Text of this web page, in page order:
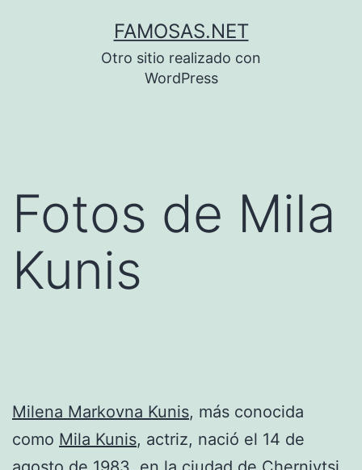
FAMOSAS.NET
Otro sitio realizado con
WordPress
Fotos de Mila
Kunis
Milena Markovna Kunis, más conocida
como Mila Kunis, actriz, nació el 14 de